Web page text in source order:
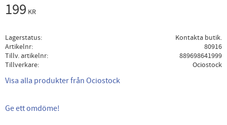
199 KR
Lagerstatus
Kontakta butik.
Artikelnr
80916
Tillv. artikelnr
889698641999
Tillverkare
Ociostock
Visa alla produkter från Ociostock
Ge ett omdöme!